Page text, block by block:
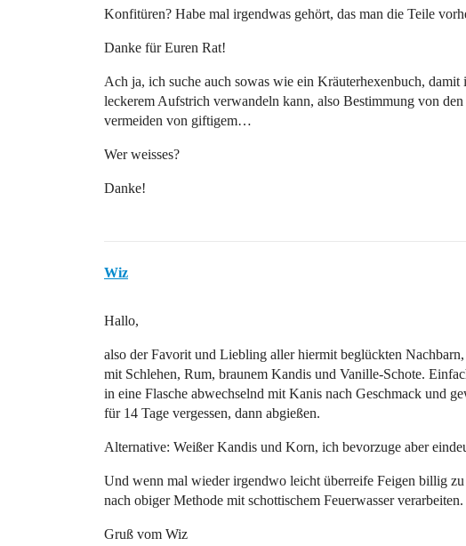
Konfitüren? Habe mal irgendwas gehört, das man die Teile
Danke für Euren Rat!
Ach ja, ich suche auch sowas wie ein Kräuterhexenbuch,
leckerem Aufstrich verwandeln kann, also Bestimmung von
vermeiden von giftigem…
Wer weisses?
Danke!
Wiz
Hallo,
also der Favorit und Liebling aller hiermit beglückten
mit Schlehen, Rum, braunem Kandis und Vanille-Schote.
in eine Flasche abwechselnd mit Kanis nach Geschmack und
für 14 Tage vergessen, dann abgießen.
Alternative: Weißer Kandis und Korn, ich bevorzuge aber
Und wenn mal wieder irgendwo leicht überreife Feigen billig
nach obiger Methode mit schottischem Feuerwasser verarbeiten.
Gruß vom Wiz